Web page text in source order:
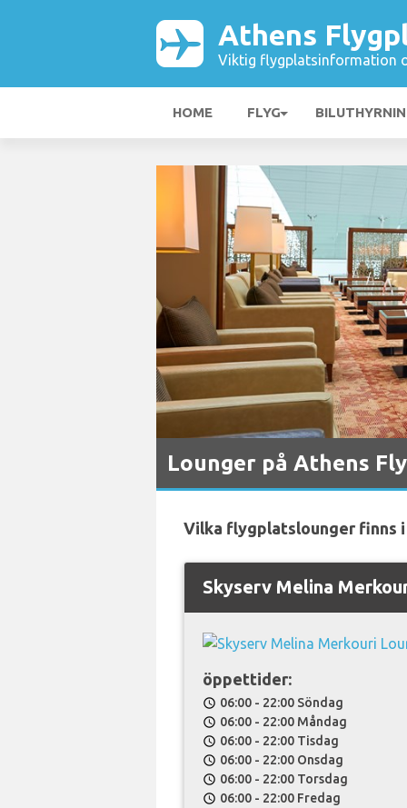
Athens
Viktig flygplatsinformation
HOME FLYG
Lounger på Athens
Vilka flygplatslounger finns
Skyserv Melina
öppettider:
schedule 06:00 - 22:00 Söndag
schedule 06:00 - 22:00 Måndag
schedule 06:00 - 22:00 Tisdag
schedule 06:00 - 22:00 Onsdag
schedule 06:00 - 22:00 Torsdag
schedule 06:00 - 22:00 Fredag